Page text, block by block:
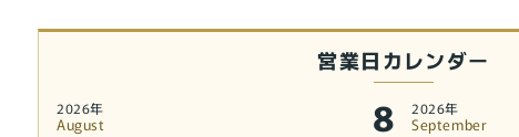
営業日カレンダー
2026年
August 8 2026年
September